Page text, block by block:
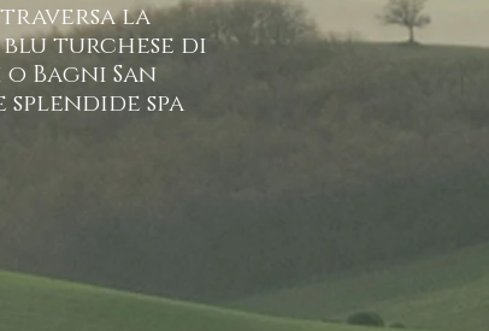
la
turchese di
Bagni San
spa